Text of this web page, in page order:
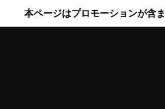
本ページはプロモーションが含